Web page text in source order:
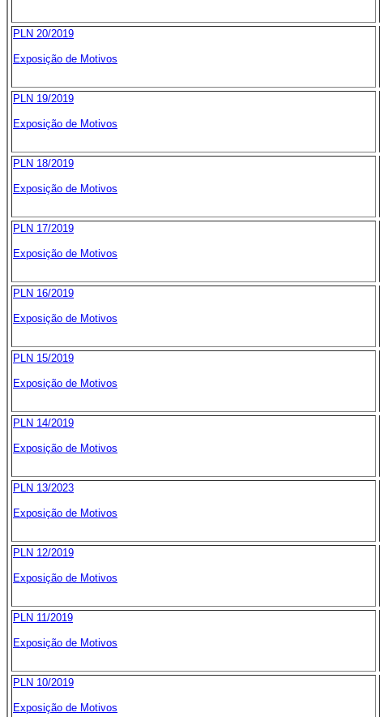
PLN 20/2019
Exposição de Motivos
PLN 19/2019
Exposição de Motivos
PLN 18/2019
Exposição de Motivos
PLN 17/2019
Exposição de Motivos
PLN 16/2019
Exposição de Motivos
PLN 15/2019
Exposição de Motivos
PLN 14/2019
Exposição de Motivos
PLN 13/2023
Exposição de Motivos
PLN 12/2019
Exposição de Motivos
PLN 11/2019
Exposição de Motivos
PLN 10/2019
Exposição de Motivos